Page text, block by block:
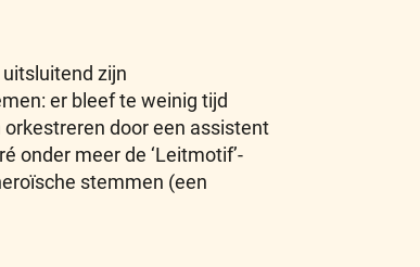
zijn
er bleef te weinig tijd
door een assistent
onder meer de ‘Leitmotif’-
stemmen (een